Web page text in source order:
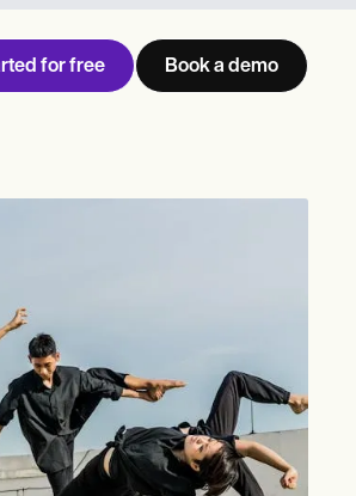
for free Book a demo